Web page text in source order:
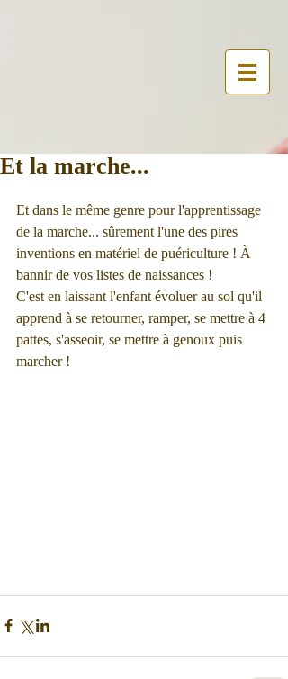
Et la marche...
Et dans le même genre pour l'apprentissage
de la marche... sûrement l'une des pires
inventions en matériel de puériculture ! À
bannir de vos listes de naissances !
C'est en laissant l'enfant évoluer au sol qu'il
apprend à se retourner, ramper, se mettre à 4
pattes, s'asseoir, se mettre à genoux puis
marcher !